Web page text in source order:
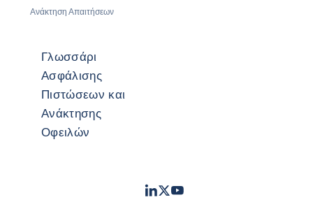
Ανάκτηση Απαιτήσεων
Γλωσσάρι
Ασφάλισης
Πιστώσεων και
Ανάκτησης
Οφειλών
LinkedIn
TwitterYoutube